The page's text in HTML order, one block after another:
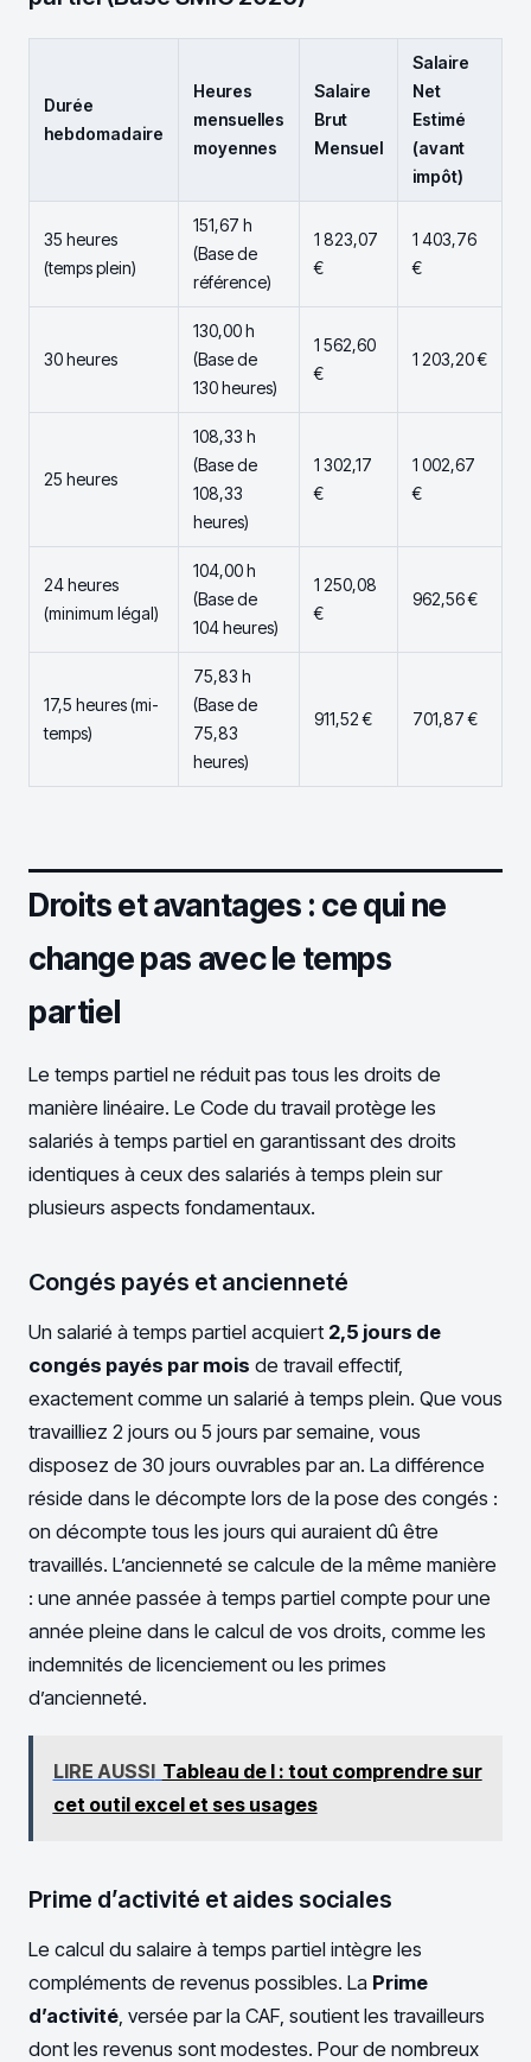
Durée
hebdomadaire
Heures
mensuelles
moyennes
Salaire
Brut
Mensuel
Salaire
Net
Estimé
(avant
impôt)
35 heures
(temps plein)
151,67 h
(Base de
référence)
1 823,07
€
1 403,76
€
30 heures
130,00 h
(Base de
130 heures)
1 562,60
€
1 203,20 €
25 heures
108,33 h
(Base de
108,33
heures)
1 302,17
€
1 002,67
€
24 heures
(minimum légal)
104,00 h
(Base de
104 heures)
1 250,08
€
962,56 €
17,5 heures (mi-
temps)
75,83 h
(Base de
75,83
heures)
911,52 € 701,87 €
Droits et avantages : ce qui ne
change pas avec le temps
partiel
Le temps partiel ne réduit pas tous les droits de
manière linéaire. Le Code du travail protège les
salariés à temps partiel en garantissant des droits
identiques à ceux des salariés à temps plein sur
plusieurs aspects fondamentaux.
Congés payés et ancienneté
Un salarié à temps partiel acquiert 2,5 jours de
congés payés par mois de travail effectif,
exactement comme un salarié à temps plein. Que vous
travailliez 2 jours ou 5 jours par semaine, vous
disposez de 30 jours ouvrables par an. La différence
réside dans le décompte lors de la pose des congés :
on décompte tous les jours qui auraient dû être
travaillés. L’ancienneté se calcule de la même manière
: une année passée à temps partiel compte pour une
année pleine dans le calcul de vos droits, comme les
indemnités de licenciement ou les primes
d’ancienneté.
LIRE AUSSI Tableau de l : tout comprendre sur
cet outil excel et ses usages
Prime d’activité et aides sociales
Le calcul du salaire à temps partiel intègre les
compléments de revenus possibles. La Prime
d’activité , versée par la CAF, soutient les travailleurs
dont les revenus sont modestes. Pour de nombreux